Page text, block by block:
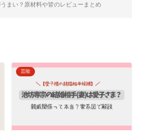
まい？原材料や皆のレビューまとめ
芸能